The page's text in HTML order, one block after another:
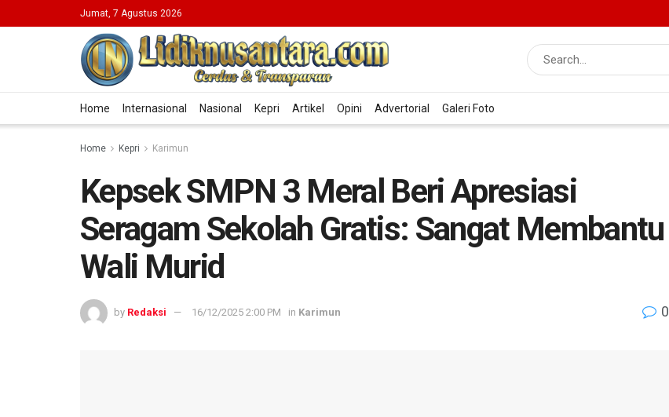
Jumat, 7 Agustus 2026
Home Internasional Nasional Kepri Artikel Opini Advertorial Galeri Foto
Home Kepri Karimun
Kepsek SMPN 3 Meral Beri Apresiasi
Seragam Sekolah Gratis: Sangat Membantu
Wali Murid
by Redaksi 16/12/2025 2:00 PM in Karimun 0